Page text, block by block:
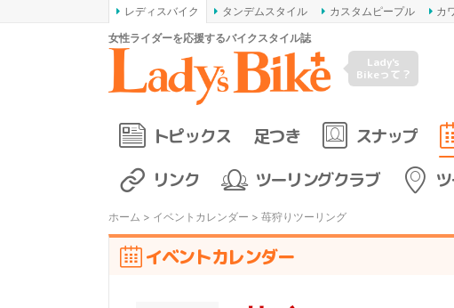
レディスバイク タンデムスタイル カスタムピープル カ
女性ライダーを応援するバイクスタイル誌
Lady's
Bikeって？
トピックス 足つき スナップ
リンク
ツーリングクラブ
ホーム > イベントカレンダー > 苺狩りツーリング
イベントカレンダー